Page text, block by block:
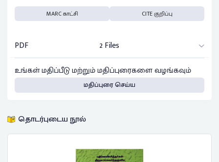
MARC காட்சி CITE குறிப்பு
PDF
2 Files
உங்கள் மதிப்பீடு மற்றும் மதிப்புரைகளை வழங்கவும்
மதிப்புரை செய்ய
தொடர்புடைய நூல்